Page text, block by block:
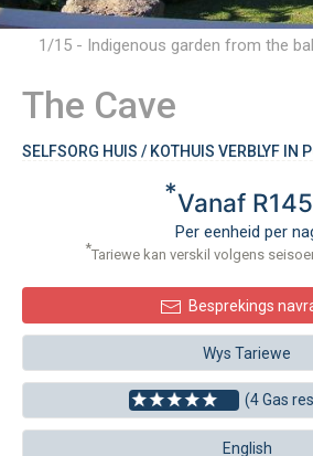
1/15 - Indigenous garden from the
The Cave
SELFSORG HUIS / KOTHUIS VERBLYF IN
*Vanaf
Per eenheid per
*Tariewe kan verskil volgens
Besprekings
Wys Tariewe
(4 Gas
English